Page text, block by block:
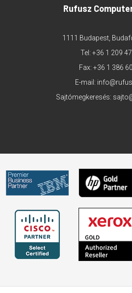
Rufusz
1111 Budapest,
Tel: +36 1 209
Fax: +36 1 386
E-mail:
Sajtómegkeresés: